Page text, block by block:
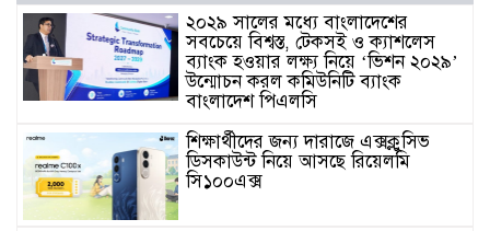
২০২৯ সালের মধ্যে বাংলাদেশের
সবচেয়ে বিশ্বস্ত, টেকসই ও ক্যাশলেস
ব্যাংক হওয়ার লক্ষ্য নিয়ে ‘ভিশন ২০২৯’
উন্মোচন করল কমিউনিটি ব্যাংক
বাংলাদেশ পিএলসি
শিক্ষার্থীদের জন্য দারাজে এক্সক্লুসিভ
ডিসকাউন্ট নিয়ে আসছে রিয়েলমি
সি১০০এক্স